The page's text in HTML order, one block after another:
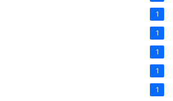
1
1
1
1
1